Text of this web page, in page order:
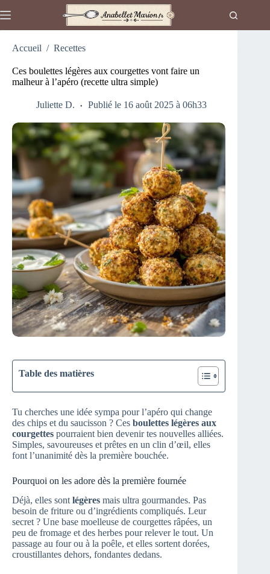
au
Accueil / Recettes
Ces boulettes légères aux courgettes vont faire un
malheur à l’apéro (recette ultra simple)
Juliette D. Publié le 16 août 2025 à 06h33
Table des matières
Tu cherches une idée sympa pour l’apéro qui change
des chips et du saucisson ? Ces boulettes légères aux
courgettes pourraient bien devenir tes nouvelles alliées.
Simples, savoureuses et prêtes en un clin d’œil, elles
font l’unanimité dès la première bouchée.
Pourquoi on les adore dès la première fournée
Déjà, elles sont légères mais ultra gourmandes. Pas
besoin de friture ou d’ingrédients compliqués. Leur
secret ? Une base moelleuse de courgettes râpées, un
peu de fromage et des herbes pour relever le tout. Un
passage au four ou à la poêle, et elles sortent dorées,
croustillantes dehors, fondantes dedans.